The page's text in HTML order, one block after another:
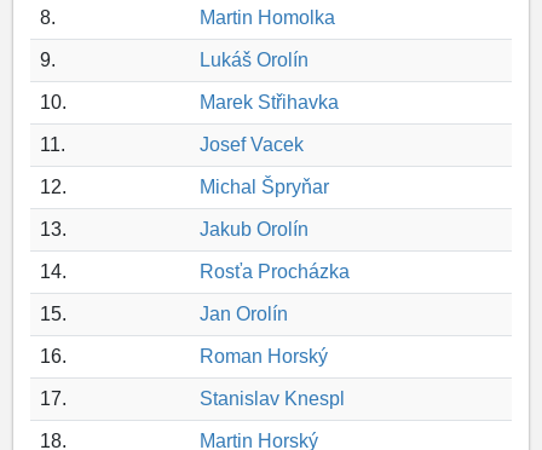
8. Martin Homolka
9. Lukáš Orolín
10. Marek Střihavka
11. Josef Vacek
12. Michal Špryňar
13. Jakub Orolín
14. Rosťa Procházka
15. Jan Orolín
16. Roman Horský
17. Stanislav Knespl
18. Martin Horský